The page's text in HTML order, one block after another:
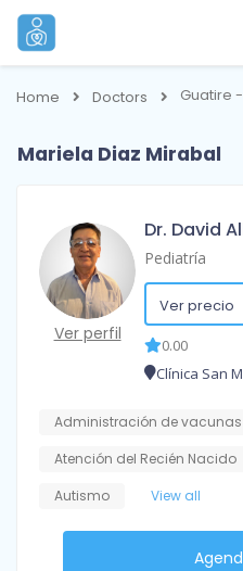
Home Doctors Guatire
Mariela Diaz Mirabal
Ver perfil
Dr. David
Pediatría
Ver precio
0.00
Clínica San
Administración de vacunas
Atención del Recién Nacido
Autismo
View all